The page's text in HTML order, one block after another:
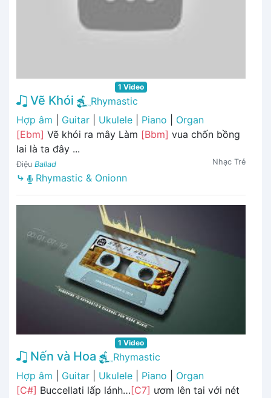
1 Video
Vẽ Khói
Rhymastic
Hợp âm
Guitar Ukulele Piano
Organ
[Ebm] Vẽ khói ra mây Làm [Bbm] vua chốn bồng
lai là ta đây ...
Điệu Ballad Nhạc Trẻ
⤷ Rhymastic & Onionn
1 Video
Nến và Hoa
Rhymastic
Hợp âm
Guitar Ukulele Piano
Organ
[C#] Buccellati lấp lánh… [C7] ươm lên tai với nét